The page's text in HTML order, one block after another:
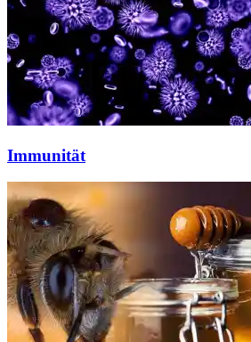
Immunität